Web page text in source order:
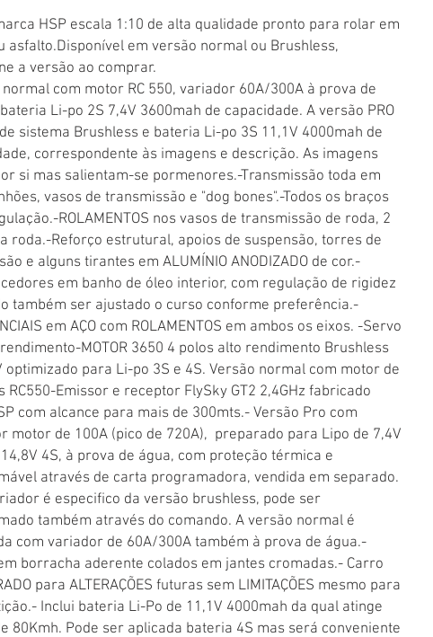
HSP escala 1:10 de alta qualidade pronto para rolar em
asfalto.Disponível em versão normal ou Brushless,
a versão ao comprar.
com motor RC 550, variador 60A/300A à prova de
Li-po 2S 7,4V 3600mah de capacidade. A versão PRO
sistema Brushless e bateria Li-po 3S 11,1V 4000mah de
correspondente às imagens e descrição. As imagens
si mas salientam-se pormenores.-Transmissão toda em
vasos de transmissão e "dog bones".-Todos os braços
ROLAMENTOS nos vasos de transmissão de roda, 2
roda.-Reforço estrutural, apoios de suspensão, torres de
e alguns tirantes em ALUMÍNIO ANODIZADO de cor.-
em banho de óleo interior, com regulação de rigidez
também ser ajustado o curso conforme preferência.-
em AÇO com ROLAMENTOS em ambos os eixos. -Servo
MOTOR 3650 4 polos alto rendimento Brushless
optimizado para Li-po 3S e 4S. Versão normal com motor de
RC550-Emissor e receptor FlySky GT2 2,4GHz fabricado
com alcance para mais de 300mts.- Versão Pro com
motor de 100A (pico de 720A),  preparado para Lipo de 7,4V
4S, à prova de água, com proteção térmica e
através de carta programadora, vendida em separado.
é especifico da versão brushless, pode ser
também através do comando. A versão normal é
com variador de 60A/300A também à prova de água.-
borracha aderente colados em jantes cromadas.- Carro
para ALTERAÇÕES futuras sem LIMITAÇÕES mesmo para
Inclui bateria Li-Po de 11,1V 4000mah da qual atinge
80Kmh. Pode ser aplicada bateria 4S mas será conveniente